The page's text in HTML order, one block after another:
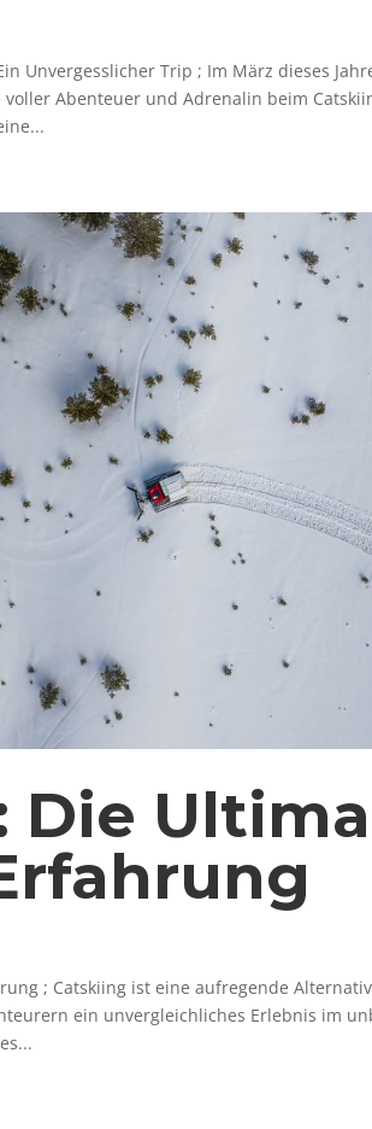
Unvergesslicher Trip ; Im März dieses
Abenteuer und Adrenalin beim
Die
; Catskiing ist eine aufregende
ein unvergleichliches Erlebnis im